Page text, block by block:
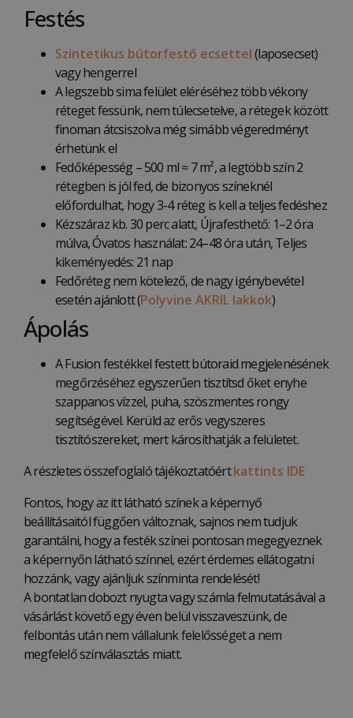
Festés
Szintetikus bútorfestő ecsettel(laposecset)
vagy hengerrel
A legszebb sima felület eléréséhez több vékony
réteget fessünk, nem túlecsetelve, a rétegek között
finoman átcsiszolva még simább végeredményt
érhetünk el
Fedőképesség – 500 ml ≈ 7 m², a legtöbb szín 2
rétegben is jól fed, de bizonyos színeknél
előfordulhat, hogy 3-4 réteg is kell a teljes fedéshez
Kézszáraz kb. 30 perc alatt, Újrafesthető: 1–2 óra
múlva, Óvatos használat: 24–48 óra után, Teljes
kikeményedés: 21 nap
Fedőréteg nem kötelező, de nagy igénybevétel
esetén ajánlott (Polyvine AKRIL lakkok)
Ápolás
A Fusion festékkel festett bútoraid megjelenésének
megőrzéséhez egyszerűen tisztítsd őket enyhe
szappanos vízzel, puha, szöszmentes rongy
segítségével. Kerüld az erős vegyszeres
tisztítószereket, mert károsíthatják a felületet.
A részletes összefoglaló tájékoztatóértkattints IDE
Fontos, hogy az itt látható színek a képernyő
beállításaitól függően változnak, sajnos nem tudjuk
garantálni, hogy a festék színei pontosan megegyeznek
a képernyőn látható színnel, ezért érdemes ellátogatni
hozzánk, vagy ajánljuk színminta rendelését!
A bontatlan dobozt nyugta vagy számla felmutatásával a
vásárlást követő egy éven belül visszaveszünk, de
felbontás után nem vállalunk felelősséget a nem
megfelelő színválasztás miatt.